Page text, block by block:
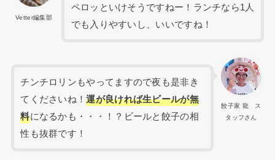
Vetter編集部
ペロッといけそうですねー！ランチなら1人
でも入りやすいし、いいですね！
餃子家 龍 ス
タッフさん
チンチロリンもやってますので夜も是非き
てくださいね！運が良ければ生ビールが無
料になるかも・・・！？ビールと餃子の相
性も抜群です！